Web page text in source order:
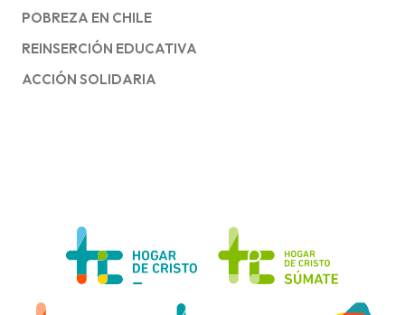
POBREZA EN CHILE
REINSERCIÓN EDUCATIVA
ACCIÓN SOLIDARIA